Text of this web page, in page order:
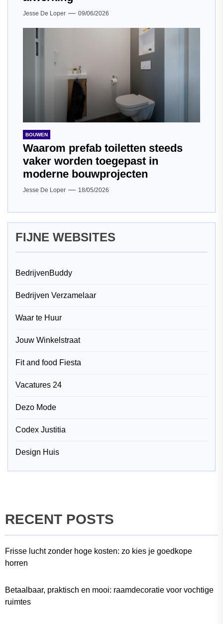
Jesse De Loper 09/06/2026
BOUWEN
Waarom prefab toiletten steeds
vaker worden toegepast in
moderne bouwprojecten
Jesse De Loper 18/05/2026
FIJNE WEBSITES
BedrijvenBuddy
Bedrijven Verzamelaar
Waar te Huur
Jouw Winkelstraat
Fit and food Fiesta
Vacatures 24
Dezo Mode
Codex Justitia
Design Huis
RECENT POSTS
Frisse lucht zonder hoge kosten: zo kies je goedkope
horren
Betaalbaar, praktisch en mooi: raamdecoratie voor vochtige
ruimtes